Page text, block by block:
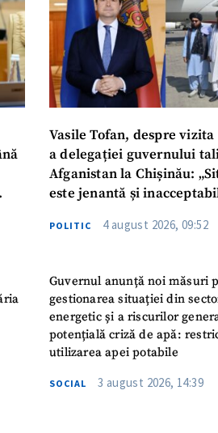
Vasile Tofan, despre vizita
a delegației guvernului
Afganistan la Chișinău:
este jenantă și
POLITIC 4 august 2026, 09:52
Guvernul anunță noi măsuri
gestionarea situației din
energetic și a riscurilor
potențială criză de apă:
utilizarea apei potabile
SOCIAL 3 august 2026, 14:39